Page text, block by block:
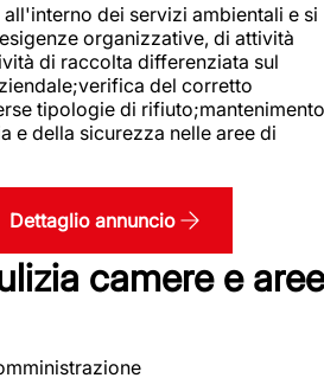
dei servizi ambientali e si
organizzative, di attività
di raccolta differenziata sul
del corretto
tipologie di rifiuto;mantenimento
e della sicurezza nelle aree di
Dettaglio annuncio
camere e aree